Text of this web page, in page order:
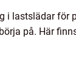
i lastslädar för
på. Här